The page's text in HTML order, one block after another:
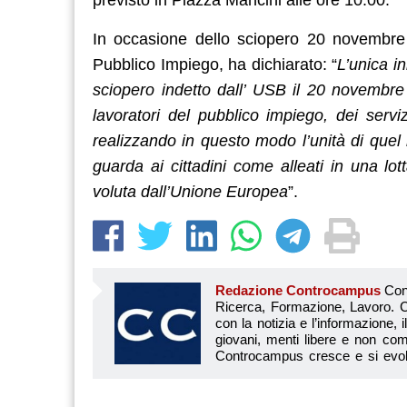
In occasione dello sciopero 20
Pubblico Impiego, ha dichiarato: “L’unica
sciopero indetto dall’ USB il 20
lavoratori del pubblico impiego, dei
realizzando in questo modo l’unità di
guarda ai cittadini come alleati in una
voluta dall’Unione Europea”.
Redazione Controcampus Controcampus è Il magazine più letto dai giovani su: Scuola, Università, Ricerca, Formazione, Lavoro. Controcampus nasce nell’ottobre 2001 con la missione di affiancare con la notizia e l’informazione, il mondo dell’istruzione e dell’università. Il suo cuore pulsante sono i giovani, menti libere e non compromesse da nessun interesse di parte. Il progetto è ambizioso e Controcampus cresce e si evolve arricchendo il proprio staff con nuovi giovani vogliosi di